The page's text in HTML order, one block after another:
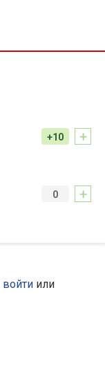
+
+10
+
0
войти или